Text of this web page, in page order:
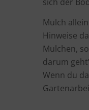
Mulch
Hinweise
Mulchen,
darum
Wenn du